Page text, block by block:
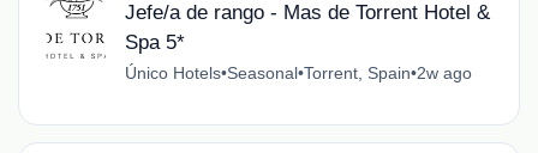
Jefe/a de rango - Mas de Torrent Hotel &
Spa 5*
Único Hotels•Seasonal•Torrent, Spain•2w ago